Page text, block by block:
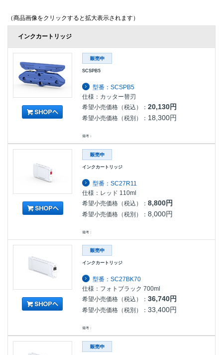
（商品画像をクリックすると拡大表示されます）
インクカートリッジ
SCSPB5
型番：SCSPB5
仕様：カッター替刃
希望小売価格（税込）： 20,130円
希望小売価格（税別）： 18,300円
備考：
インクカートリッジ
型番：SC27R11
仕様：レッド 110ml
希望小売価格（税込）：8,800円
希望小売価格（税別）：8,000円
備考：
インクカートリッジ
型番：SC27BK70
仕様：フォトブラック 700ml
希望小売価格（税込）： 36,740円
希望小売価格（税別）： 33,400円
備考：